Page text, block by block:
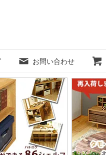
お問い合わせ